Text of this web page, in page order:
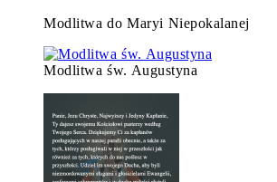
Modlitwa do Maryi Niepokalanej
Modlitwa św. Augustyna